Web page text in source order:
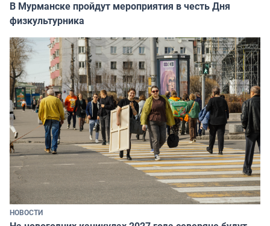
В Мурманске пройдут мероприятия в честь Дня
физкультурника
НОВОСТИ